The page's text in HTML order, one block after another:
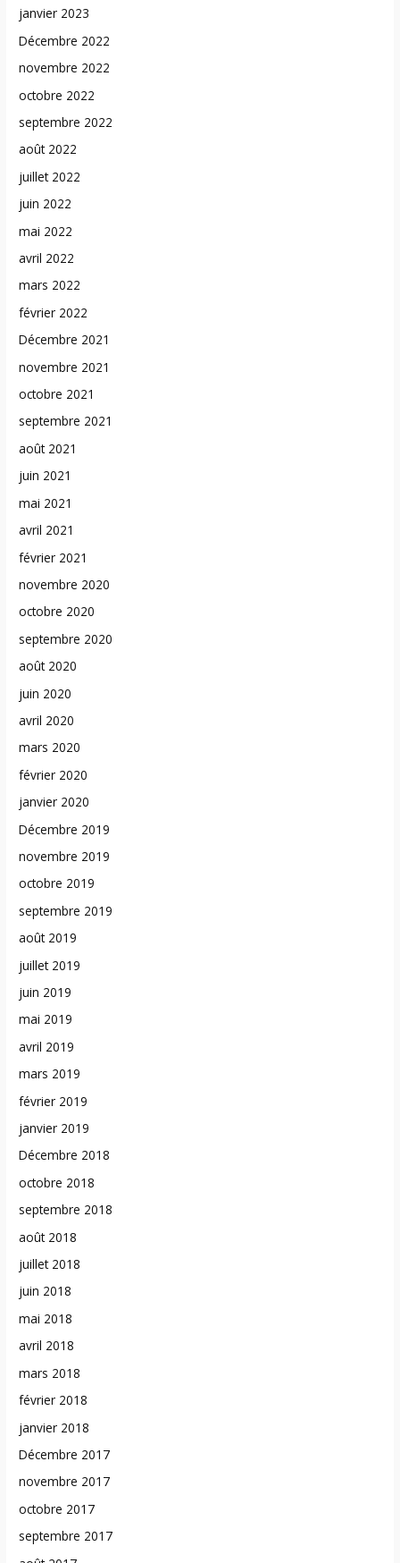
janvier 2023
Décembre 2022
novembre 2022
octobre 2022
septembre 2022
août 2022
juillet 2022
juin 2022
mai 2022
avril 2022
mars 2022
février 2022
Décembre 2021
novembre 2021
octobre 2021
septembre 2021
août 2021
juin 2021
mai 2021
avril 2021
février 2021
novembre 2020
octobre 2020
septembre 2020
août 2020
juin 2020
avril 2020
mars 2020
février 2020
janvier 2020
Décembre 2019
novembre 2019
octobre 2019
septembre 2019
août 2019
juillet 2019
juin 2019
mai 2019
avril 2019
mars 2019
février 2019
janvier 2019
Décembre 2018
octobre 2018
septembre 2018
août 2018
juillet 2018
juin 2018
mai 2018
avril 2018
mars 2018
février 2018
janvier 2018
Décembre 2017
novembre 2017
octobre 2017
septembre 2017